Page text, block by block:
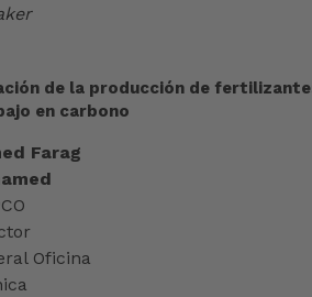
de la producción de
en carbono
Farag
Oficina